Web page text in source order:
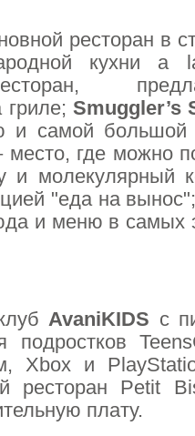
ресторан в
кухни
гриле; Smuggler’s
и самой большой
место, где можно
и молекулярный
"еда на
и меню в самых
AvaniKIDS с
подростков
Xbox и
ресторан Petit
плату.